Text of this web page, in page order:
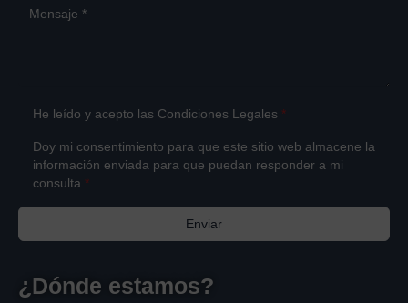
He leído y acepto las Condiciones Legales *
Doy mi consentimiento para que este sitio web almacene la
información enviada para que puedan responder a mi
consulta *
Enviar
¿Dónde estamos?